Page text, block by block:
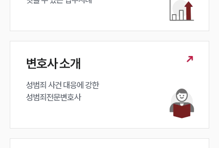
성범죄전문변호사
언론보도
변호사 소개
성범죄 사건 대응에 강한
성범죄전문변호사